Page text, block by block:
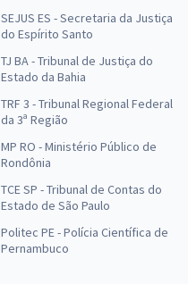
SEJUS ES - Secretaria da Justiça
do Espírito Santo
TJ BA - Tribunal de Justiça do
Estado da Bahia
TRF 3 - Tribunal Regional Federal
da 3ª Região
MP RO - Ministério Público de
Rondônia
TCE SP - Tribunal de Contas do
Estado de São Paulo
Politec PE - Polícia Científica de
Pernambuco